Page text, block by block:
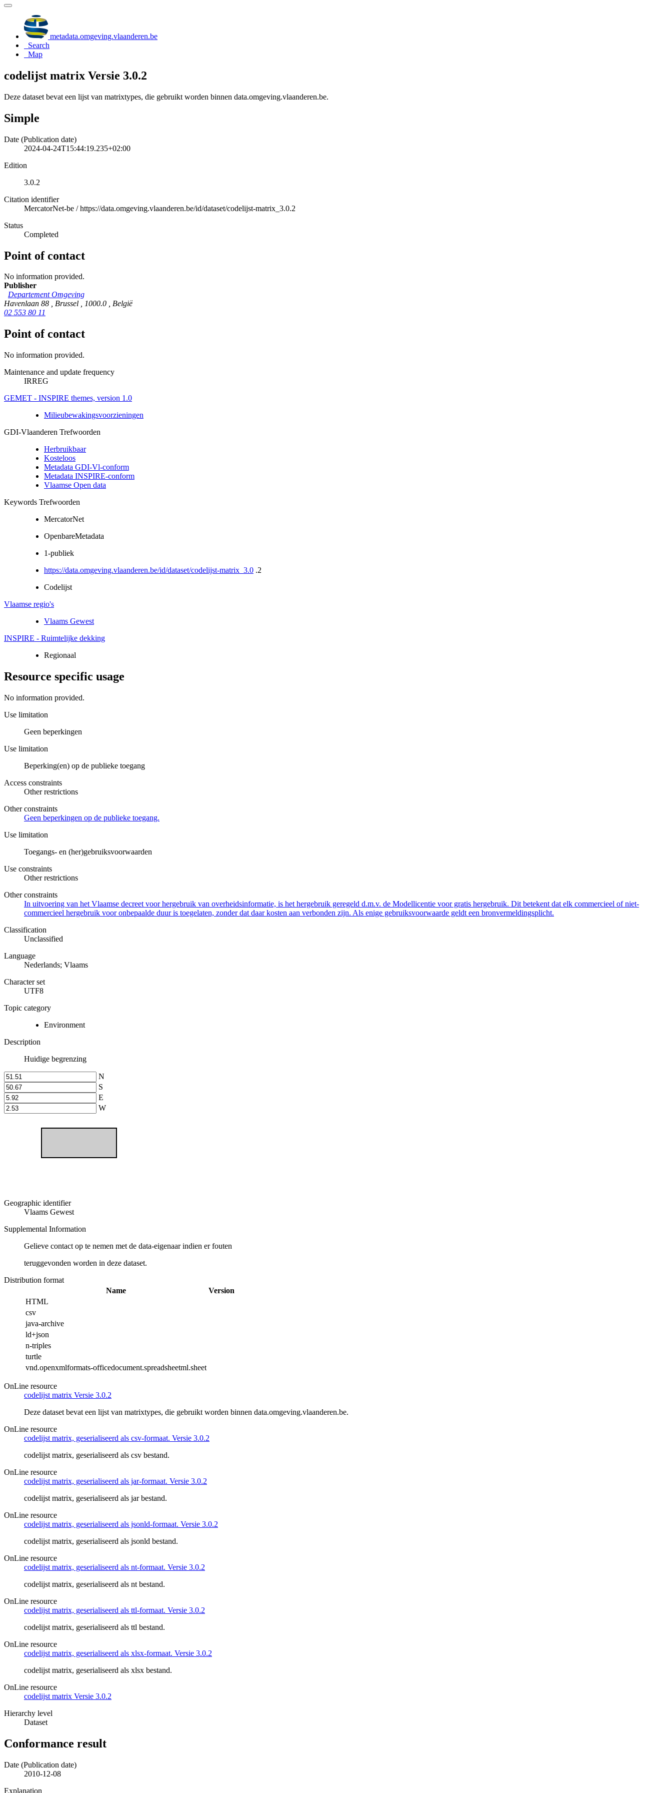
metadata.omgeving.vlaanderen.be
Search
Map
codelijst matrix Versie 3.0.2
Deze dataset bevat een lijst van matrixtypes, die gebruikt worden binnen data.omgeving.vlaanderen.be.
Simple
Date (Publication date)
2024-04-24T15:44:19.235+02:00
Edition
3.0.2
Citation identifier
MercatorNet-be /https://data.omgeving.vlaanderen.be/id/dataset/codelijst-matrix_3.0.2
Status
Completed
Point of contact
No information provided.
Publisher
Departement Omgeving
Havenlaan 88 , Brussel , 1000.0 , België
02 553 80 11
Point of contact
No information provided.
Maintenance and update frequency
IRREG
GEMET - INSPIRE themes, version 1.0
Milieubewakingsvoorzieningen
GDI-Vlaanderen Trefwoorden
Herbruikbaar
Kosteloos
Metadata GDI-Vl-conform
Metadata INSPIRE-conform
Vlaamse Open data
Keywords Trefwoorden
MercatorNet
OpenbareMetadata
1-publiek
https://data.omgeving.vlaanderen.be/id/dataset/codelijst-matrix_3.0 .2
Codelijst
Vlaamse regio's
Vlaams Gewest
INSPIRE - Ruimtelijke dekking
Regionaal
Resource specific usage
No information provided.
Use limitation
Geen beperkingen
Use limitation
Beperking(en) op de publieke toegang
Access constraints
Other restrictions
Other constraints
Geen beperkingen op de publieke toegang.
Use limitation
Toegangs- en (her)gebruiksvoorwaarden
Use constraints
Other restrictions
Other constraints
In uitvoering van het Vlaamse decreet voor hergebruik van overheidsinformatie, is het hergebruik geregeld d.m.v. de Modellicentie voor gratis hergebruik. Dit betekent dat elk commercieel of niet-
commercieel hergebruik voor onbepaalde duur is toegelaten, zonder dat daar kosten aan verbonden zijn. Als enige gebruiksvoorwaarde geldt een bronvermeldingsplicht.
Classification
Unclassified
Language
Nederlands; Vlaams
Character set
UTF8
Topic category
Environment
Description
Huidige begrenzing
N
S
E
W
Geographic identifier
Vlaams Gewest
Supplemental Information
Gelieve contact op te nemen met de data-eigenaar indien er fouten
teruggevonden worden in deze dataset.
Distribution format
Name
Version
HTML
csv
java-archive
ld+json
n-triples
turtle
vnd.openxmlformats-officedocument.spreadsheetml.sheet
OnLine resource
codelijst matrix Versie 3.0.2
Deze dataset bevat een lijst van matrixtypes, die gebruikt worden binnen data.omgeving.vlaanderen.be.
OnLine resource
codelijst matrix, geserialiseerd als csv-formaat. Versie 3.0.2
codelijst matrix, geserialiseerd als csv bestand.
OnLine resource
codelijst matrix, geserialiseerd als jar-formaat. Versie 3.0.2
codelijst matrix, geserialiseerd als jar bestand.
OnLine resource
codelijst matrix, geserialiseerd als jsonld-formaat. Versie 3.0.2
codelijst matrix, geserialiseerd als jsonld bestand.
OnLine resource
codelijst matrix, geserialiseerd als nt-formaat. Versie 3.0.2
codelijst matrix, geserialiseerd als nt bestand.
OnLine resource
codelijst matrix, geserialiseerd als ttl-formaat. Versie 3.0.2
codelijst matrix, geserialiseerd als ttl bestand.
OnLine resource
codelijst matrix, geserialiseerd als xlsx-formaat. Versie 3.0.2
codelijst matrix, geserialiseerd als xlsx bestand.
OnLine resource
codelijst matrix Versie 3.0.2
Hierarchy level
Dataset
Conformance result
Date (Publication date)
2010-12-08
Explanation